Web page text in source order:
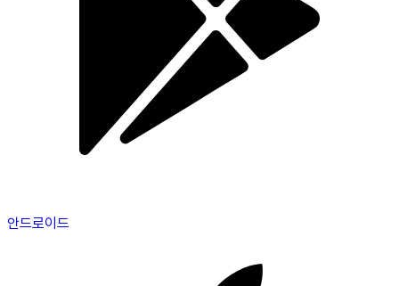
안드로이드